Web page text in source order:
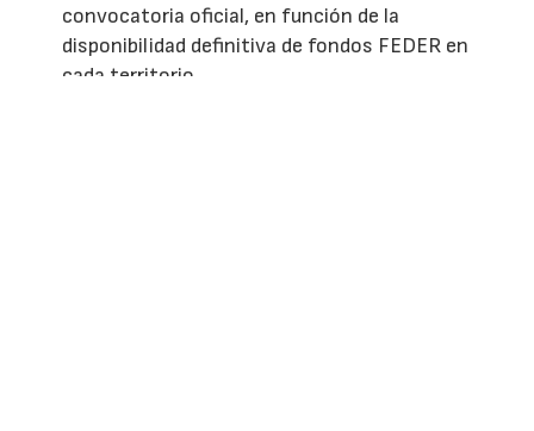
convocatoria oficial, en función de la
disponibilidad definitiva de fondos FEDER en
cada territorio.